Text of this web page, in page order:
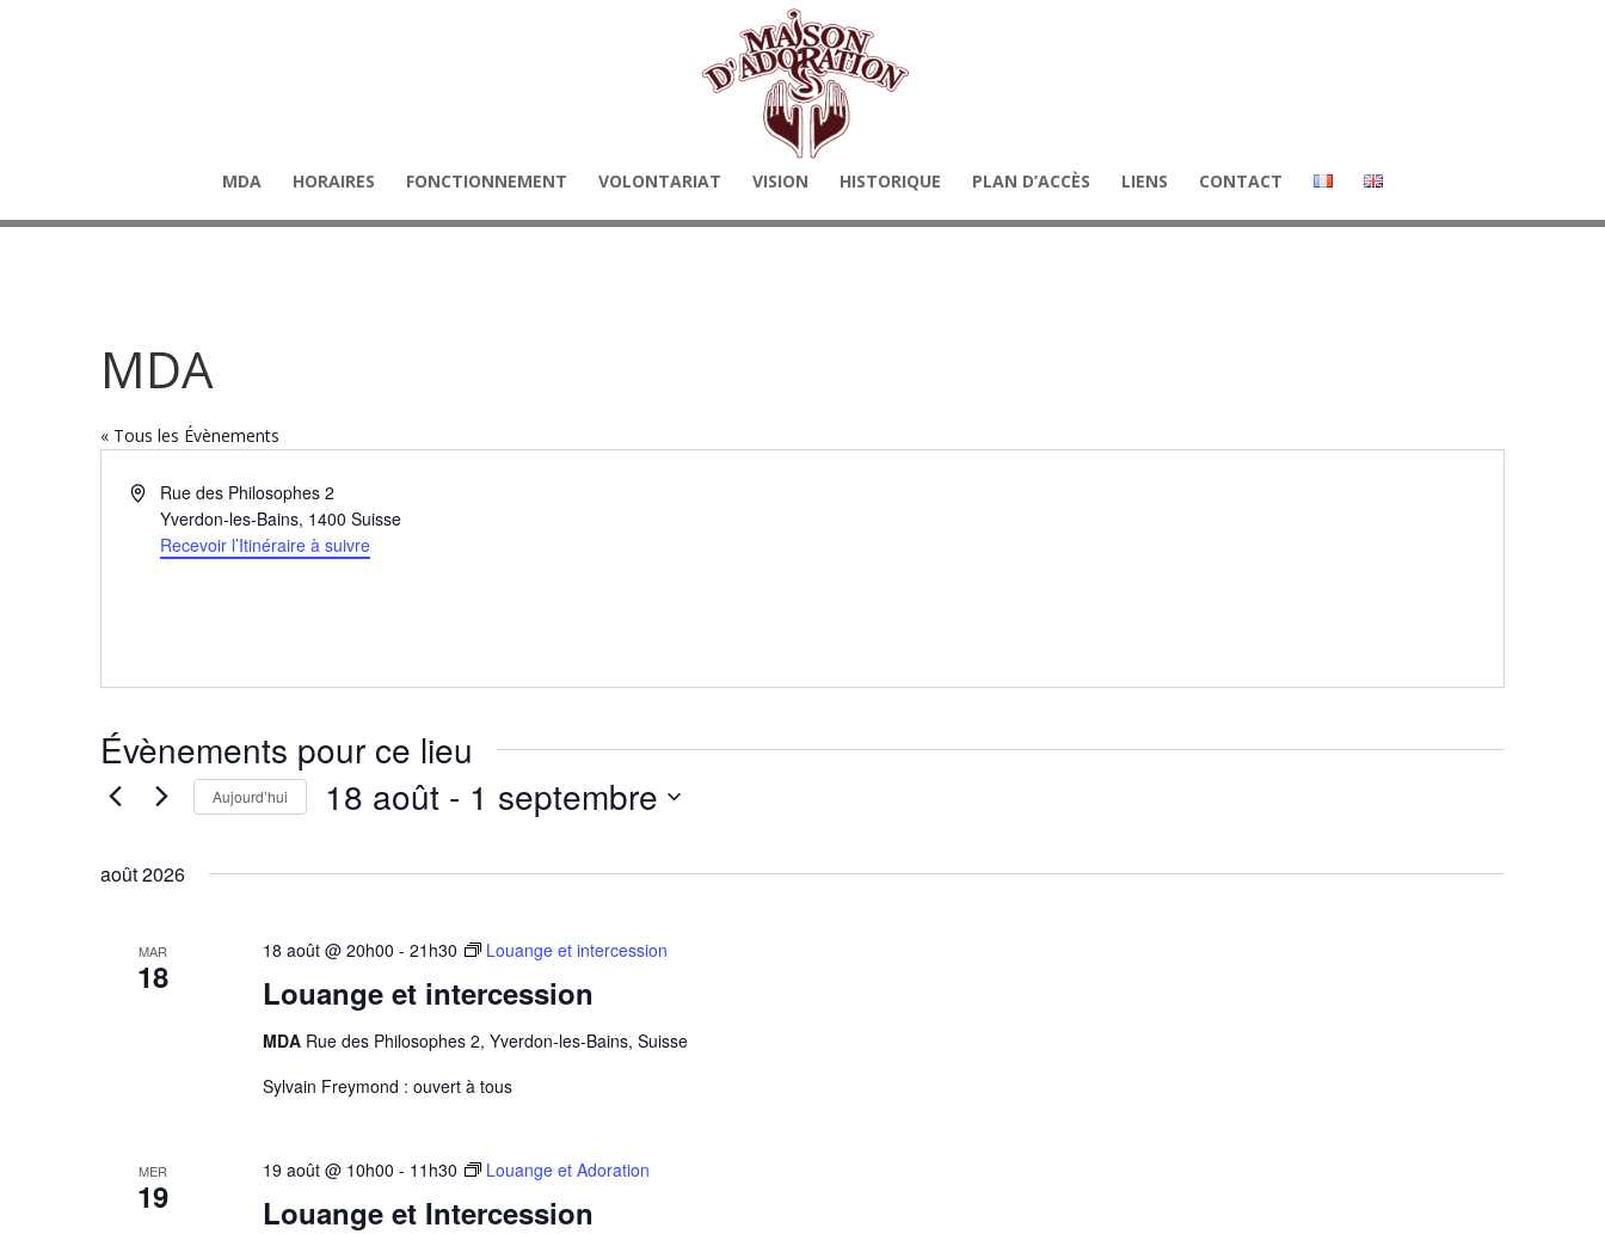
MDA HORAIRES FONCTIONNEMENT VOLONTARIAT VISION HISTORIQUE PLAN D’ACCÈS LIENS CONTACT
MDA
« Tous les Évènements
AdresseRue des Philosophes 2
Yverdon-les-Bains, 1400 Suisse
Recevoir l’Itinéraire à suivre
Évènements pour ce lieu
Aujourd’hui 18 août - 1 septembre
août 2026
MAR
18 Louange et intercession
18 août @ 20h00 - 21h30 Louange et intercession
MDA Rue des Philosophes 2, Yverdon-les-Bains, Suisse
Sylvain Freymond : ouvert à tous
MER
19 Louange et Intercession
19 août @ 10h00 - 11h30 Louange et Adoration